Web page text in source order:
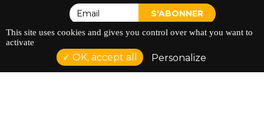
ADRESSE : 128 AVENUE DU SERGENT MAGINOT 35000
RENNES
This site uses cookies and gives you control over what you want to
activate
OK, accept all Personalize